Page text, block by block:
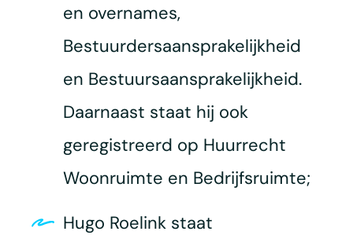
en overnames,
Bestuurdersaansprakelijkheid
en Bestuursaansprakelijkheid.
Daarnaast staat hij ook
geregistreerd op Huurrecht
Woonruimte en Bedrijfsruimte;
Hugo Roelink staat